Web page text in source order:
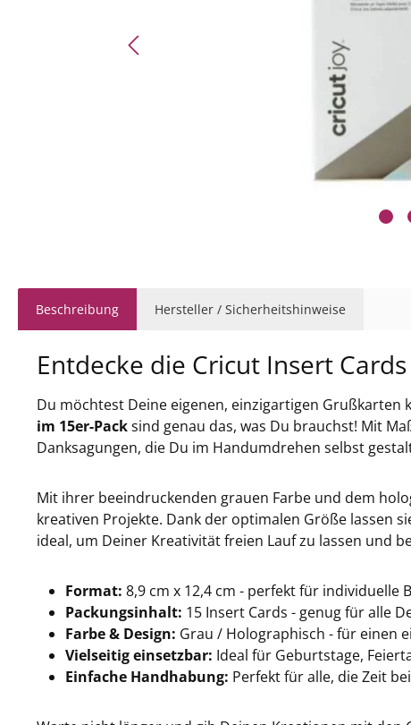
Beschreibung Hersteller / Sicherheitshinweise
Entdecke die Cricut Insert
Du möchtest Deine eigenen, einzigartigen
im 15er-Packsind genau das, was Du brauchst! Mit
Danksagungen, die Du im Handumdrehen selbst
Mit ihrer beeindruckenden grauen Farbe und dem
kreativen Projekte. Dank der optimalen Größe lassen
ideal, um Deiner Kreativität freien Lauf zu lassen und
Format: 8,9 cm x 12,4 cm - perfekt für individuelle
Packungsinhalt: 15 Insert Cards - genug für alle
Farbe & Design: Grau / Holographisch - für einen
Vielseitig einsetzbar: Ideal für Geburtstage,
Einfache Handhabung: Perfekt für alle, die Zeit